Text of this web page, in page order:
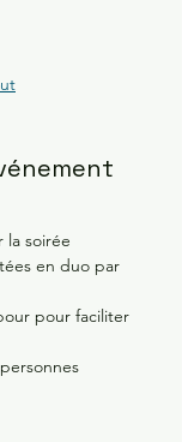
la soirée
en duo par
pour faciliter